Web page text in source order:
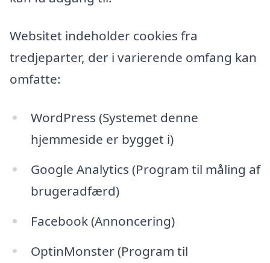
Websitet indeholder cookies fra
tredjeparter, der i varierende omfang kan
omfatte:
WordPress (Systemet denne
hjemmeside er bygget i)
Google Analytics (Program til måling af
brugeradfærd)
Facebook (Annoncering)
OptinMonster (Program til